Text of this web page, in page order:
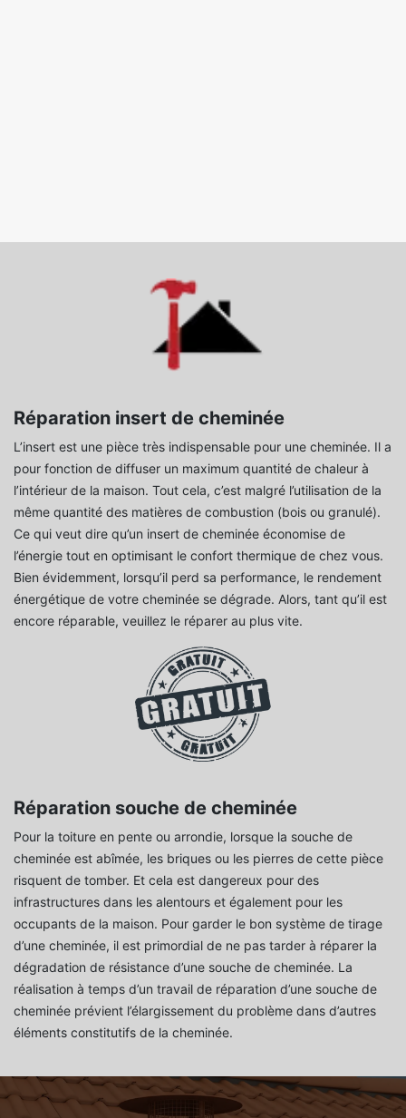
Réparation insert de cheminée
L’insert est une pièce très indispensable pour une cheminée. Il a
pour fonction de diffuser un maximum quantité de chaleur à
l’intérieur de la maison. Tout cela, c’est malgré l’utilisation de la
même quantité des matières de combustion (bois ou granulé).
Ce qui veut dire qu’un insert de cheminée économise de
l’énergie tout en optimisant le confort thermique de chez vous.
Bien évidemment, lorsqu’il perd sa performance, le rendement
énergétique de votre cheminée se dégrade. Alors, tant qu’il est
encore réparable, veuillez le réparer au plus vite.
Réparation souche de cheminée
Pour la toiture en pente ou arrondie, lorsque la souche de
cheminée est abîmée, les briques ou les pierres de cette pièce
risquent de tomber. Et cela est dangereux pour des
infrastructures dans les alentours et également pour les
occupants de la maison. Pour garder le bon système de tirage
d’une cheminée, il est primordial de ne pas tarder à réparer la
dégradation de résistance d’une souche de cheminée. La
réalisation à temps d’un travail de réparation d’une souche de
cheminée prévient l’élargissement du problème dans d’autres
éléments constitutifs de la cheminée.